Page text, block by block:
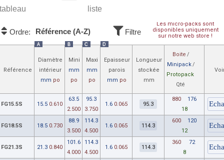
tableau liste
Les micro-packs sont
disponibles uniquement
sur notre web store !
Ordre: Référence (A-Z) Filtre
Référence
A
Diamètre
intérieur
mm po
B
Mini
mm
po
C
Maxi
mm
po
D
Epaisseur
parois
mm po
Longueur
stockée
mm
Boite /
Minipack/
Protopack
Qté
FG15.5S 15.5 0.610
63.5
2.500
95.3
3.750
1.6 0.065 95.3
880
176
18
FG18.5S 18.5 0.730
88.9
3.500
114.3
4.500
1.6 0.065 114.3
600
120
12
FG21.3S 21.3 0.840
101.6
4.000
114.3
4.500
1.6 0.065 114.3
360
72
8